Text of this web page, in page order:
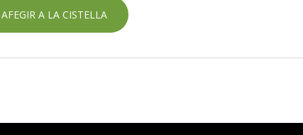
AFEGIR A LA CISTELLA